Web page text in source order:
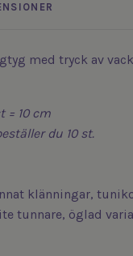
med tryck av
= 10 cm
du 10 st.
klänningar,
tunnare, öglad